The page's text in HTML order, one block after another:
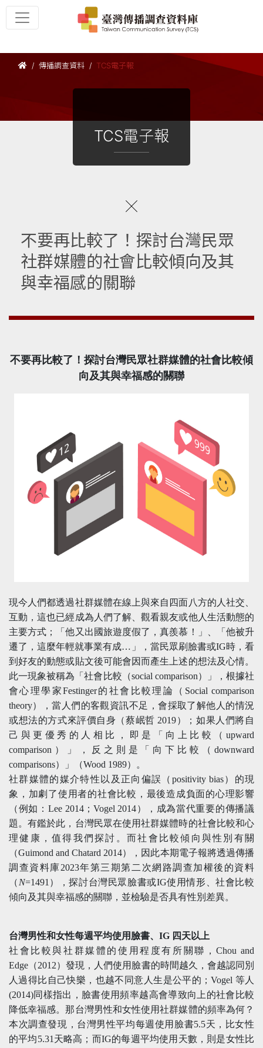
傳播調查資料 TCS電子報
TCS電子報
不要再比較了！探討台灣民眾
社群媒體的社會比較傾向及其
與幸福感的關聯
不要再比較了！探討台灣民眾社群媒體的社會比較傾
向及其與幸福感的關聯
現今人們都透過社群媒體在線上與來自四面八方的人社交、
互動，這也已經成為人們了解、觀看親友或他人生活動態的
主要方式；「他又出國旅遊度假了，真羨慕！」、「他被升
遷了，這麼年輕就事業有成…」，當民眾刷臉書或IG時，看
到好友的動態或貼文後可能會因而產生上述的想法及心情。
此一現象被稱為「社會比較（social comparison）」，根據社
會心理學家Festinger的社會比較理論（Social comparison
theory），當人們的客觀資訊不足，會採取了解他人的情況
或想法的方式來評價自身（蔡岷哲 2019）；如果人們將自
己與更優秀的人相比，即是「向上比較（upward
comparison）」，反之則是「向下比較（downward
comparisons）」（Wood 1989）。
社群媒體的媒介特性以及正向偏誤（positivity bias）的現
象，加劇了使用者的社會比較，最後造成負面的心理影響
（例如：Lee 2014；Vogel 2014），成為當代重要的傳播議
題。有鑑於此，台灣民眾在使用社群媒體時的社會比較和心
理健康，值得我們探討。而社會比較傾向與性別有關
（Guimond and Chatard 2014），因此本期電子報將透過傳播
調查資料庫2023年第三期第二次網路調查加權後的資料
（ N=1491），探討台灣民眾臉書或IG使用情形、社會比較
傾向及其與幸福感的關聯，並檢驗是否具有性別差異。
台灣男性和女性每週平均使用臉書、IG 四天以上
社會比較與社群媒體的使用程度有所關聯，Chou and
Edge（2012）發現，人們使用臉書的時間越久，會越認同別
人過得比自己快樂，也越不同意人生是公平的；Vogel 等人
(2014)同樣指出，臉書使用頻率越高會導致向上的社會比較
降低幸福感。那台灣男性和女性使用社群媒體的頻率為何？
本次調查發現，台灣男性平均每週使用臉書5.5天，比女性
的平均5.31天略高；而IG的每週平均使用天數，則是女性比